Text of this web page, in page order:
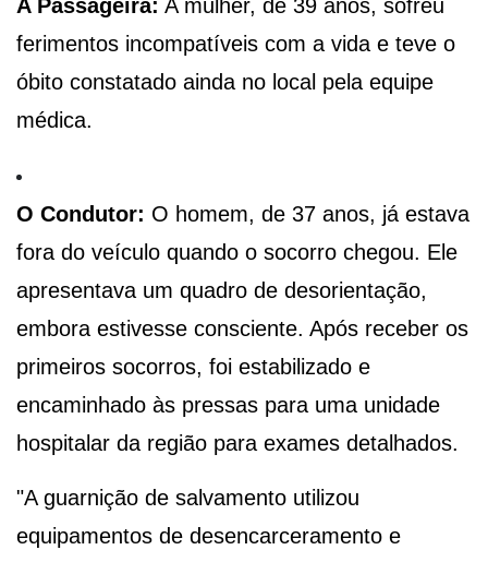
A Passageira: A mulher, de 39 anos, sofreu
ferimentos incompatíveis com a vida e teve o
óbito constatado ainda no local pela equipe
médica.
O Condutor: O homem, de 37 anos, já estava
fora do veículo quando o socorro chegou. Ele
apresentava um quadro de desorientação,
embora estivesse consciente. Após receber os
primeiros socorros, foi estabilizado e
encaminhado às pressas para uma unidade
hospitalar da região para exames detalhados.
"A guarnição de salvamento utilizou
equipamentos de desencarceramento e